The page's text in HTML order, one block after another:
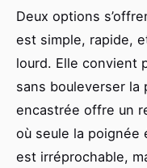
Deux options
est simple, rapide,
lourd. Elle convient
sans bouleverser la
encastrée offre un
où seule la poignée
est irréprochable,